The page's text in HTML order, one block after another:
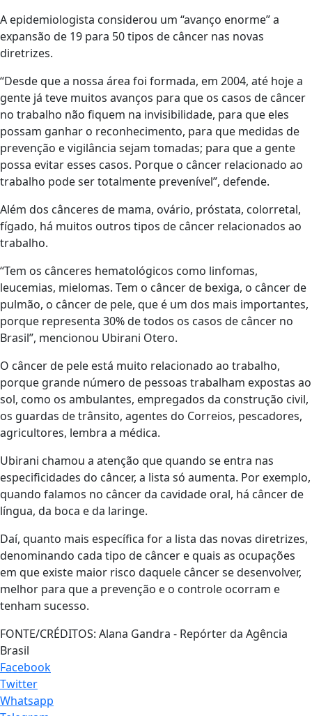
A epidemiologista considerou um “avanço enorme” a
expansão de 19 para 50 tipos de câncer nas novas
diretrizes.
“Desde que a nossa área foi formada, em 2004, até hoje a
gente já teve muitos avanços para que os casos de câncer
no trabalho não fiquem na invisibilidade, para que eles
possam ganhar o reconhecimento, para que medidas de
prevenção e vigilância sejam tomadas; para que a gente
possa evitar esses casos. Porque o câncer relacionado ao
trabalho pode ser totalmente prevenível”, defende.
Além dos cânceres de mama, ovário, próstata, colorretal,
fígado, há muitos outros tipos de câncer relacionados ao
trabalho.
“Tem os cânceres hematológicos como linfomas,
leucemias, mielomas. Tem o câncer de bexiga, o câncer de
pulmão, o câncer de pele, que é um dos mais importantes,
porque representa 30% de todos os casos de câncer no
Brasil”, mencionou Ubirani Otero.
O câncer de pele está muito relacionado ao trabalho,
porque grande número de pessoas trabalham expostas ao
sol, como os ambulantes, empregados da construção civil,
os guardas de trânsito, agentes do Correios, pescadores,
agricultores, lembra a médica.
Ubirani chamou a atenção que quando se entra nas
especificidades do câncer, a lista só aumenta. Por exemplo,
quando falamos no câncer da cavidade oral, há câncer de
língua, da boca e da laringe.
Daí, quanto mais específica for a lista das novas diretrizes,
denominando cada tipo de câncer e quais as ocupações
em que existe maior risco daquele câncer se desenvolver,
melhor para que a prevenção e o controle ocorram e
tenham sucesso.
FONTE/CRÉDITOS: Alana Gandra - Repórter da Agência
Brasil
Facebook
Twitter
Whatsapp